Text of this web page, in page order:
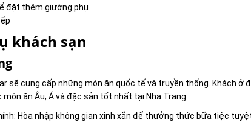
đặt thêm giường phụ
khách sạn
sẽ cung cấp những món ăn quốc tế và truyền thống. Khách
ăn Âu, Á và đặc sản tốt nhất tại Nha Trang.
Hòa nhập không gian xinh xắn để thưởng thức bữa tiệc